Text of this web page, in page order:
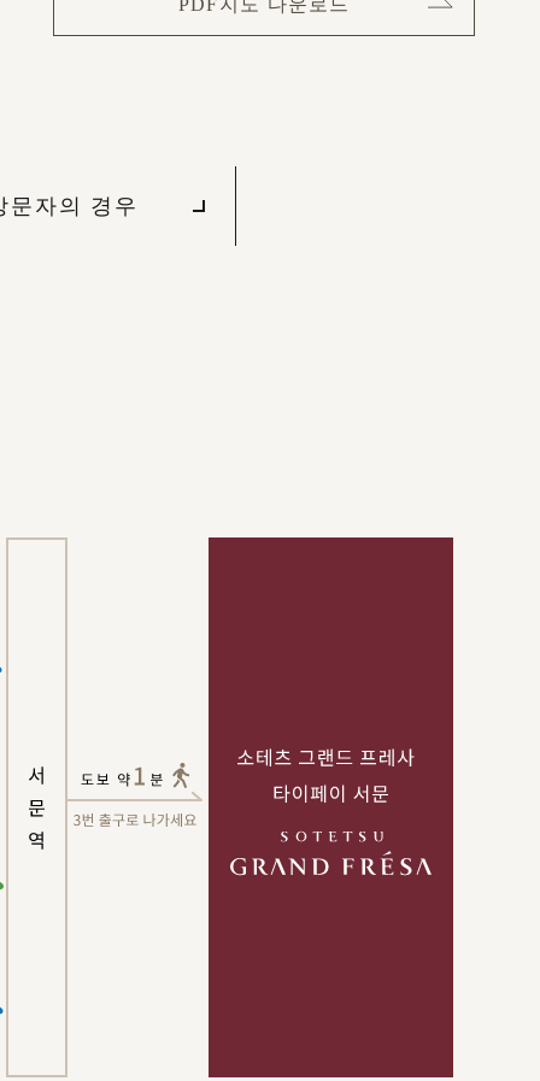
PDF지도 다운로드
문자의 경우